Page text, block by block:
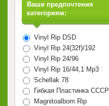
Ваши предпочтения
категориям:
Vinyl Rip DSD
Vinyl Rip 24(32f)/192
Vinyl Rip 24/96
Vinyl Rip 16/44,1 Mp3
Schellak 78
Гибкая Пластинка СССР
Magnitoalbom Rip